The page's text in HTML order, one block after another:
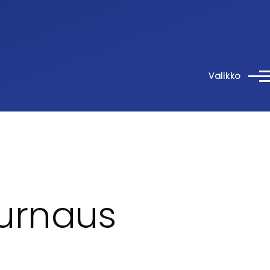
Valikko